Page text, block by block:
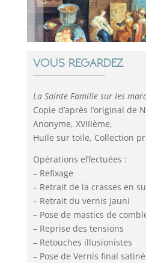
VOUS REGARDEZ
La Sainte Famille sur les
Copie d’après l’original de
Anonyme, XVIIIème,
Huile sur toile, Collection
Opérations effectuées :
– Refixage
– Retrait de la crasses en
– Retrait du vernis jauni
– Pose de mastics de
– Reprise des tensions
– Retouches illusionistes
– Pose de Vernis final satiné